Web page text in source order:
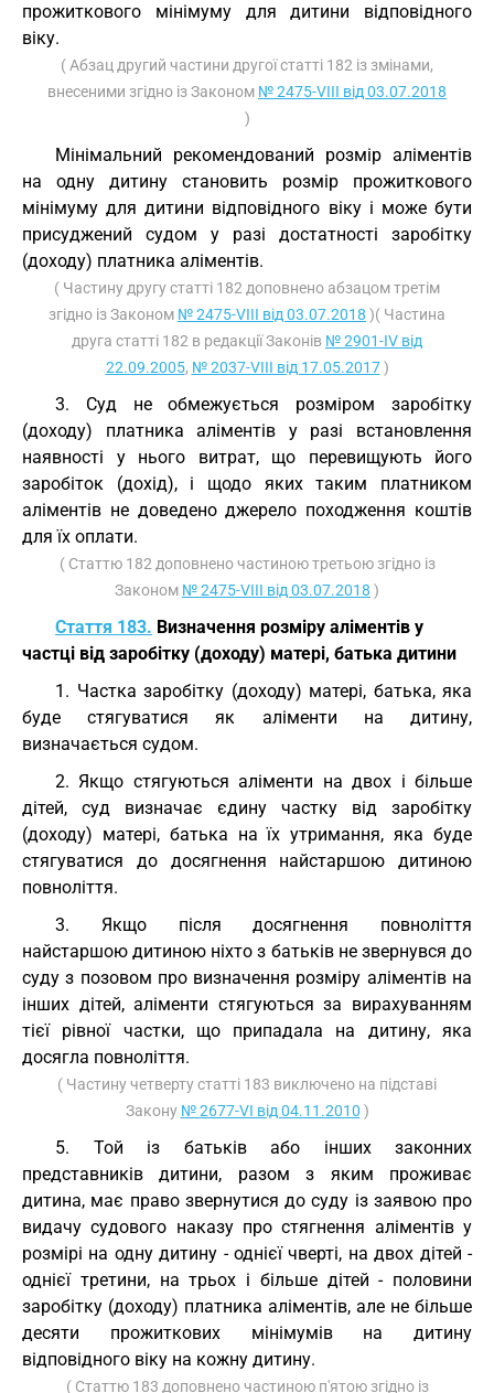
прожиткового мінімуму для дитини відповідного
віку.
( Абзац другий частини другої статті 182 із змінами,
внесеними згідно із Законом № 2475-VIII від 03.07.2018
)
Мінімальний рекомендований розмір аліментів
на одну дитину становить розмір прожиткового
мінімуму для дитини відповідного віку і може бути
присуджений судом у разі достатності заробітку
(доходу) платника аліментів.
( Частину другу статті 182 доповнено абзацом третім
згідно із Законом № 2475-VIII від 03.07.2018 )( Частина
друга статті 182 в редакції Законів № 2901-IV від
22.09.2005, № 2037-VIII від 17.05.2017)
3. Суд не обмежується розміром заробітку
(доходу) платника аліментів у разі встановлення
наявності у нього витрат, що перевищують його
заробіток (дохід), і щодо яких таким платником
аліментів не доведено джерело походження коштів
для їх оплати.
( Статтю 182 доповнено частиною третьою згідно із
Законом № 2475-VIII від 03.07.2018 )
Стаття 183. Визначення розміру аліментів у
частці від заробітку (доходу) матері, батька дитини
1. Частка заробітку (доходу) матері, батька, яка
буде стягуватися як аліменти на дитину,
визначається судом.
2. Якщо стягуються аліменти на двох і більше
дітей, суд визначає єдину частку від заробітку
(доходу) матері, батька на їх утримання, яка буде
стягуватися до досягнення найстаршою дитиною
повноліття.
3. Якщо після досягнення повноліття
найстаршою дитиною ніхто з батьків не звернувся до
суду з позовом про визначення розміру аліментів на
інших дітей, аліменти стягуються за вирахуванням
тієї рівної частки, що припадала на дитину, яка
досягла повноліття.
( Частину четверту статті 183 виключено на підставі
Закону № 2677-VI від 04.11.2010 )
5. Той із батьків або інших законних
представників дитини, разом з яким проживає
дитина, має право звернутися до суду із заявою про
видачу судового наказу про стягнення аліментів у
розмірі на одну дитину - однієї чверті, на двох дітей -
однієї третини, на трьох і більше дітей - половини
заробітку (доходу) платника аліментів, але не більше
десяти прожиткових мінімумів на дитину
відповідного віку на кожну дитину.
( Статтю 183 доповнено частиною п'ятою згідно із